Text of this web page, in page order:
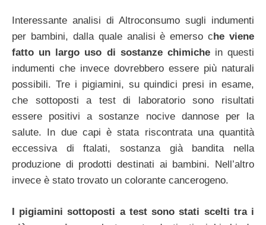
Interessante analisi di Altroconsumo sugli indumenti
per bambini, dalla quale analisi è emerso che viene
fatto un largo uso di sostanze chimichein questi
indumenti che invece dovrebbero essere più naturali
possibili. Tre i pigiamini, su quindici presi in esame,
che sottoposti a test di laboratorio sono risultati
essere positivi a sostanze nocive dannose per la
salute. In due capi è stata riscontrata una quantità
eccessiva di ftalati, sostanza già bandita nella
produzione di prodotti destinati ai bambini. Nell’altro
invece è stato trovato un colorante cancerogeno.
I pigiamini sottoposti a test sono stati scelti tra i